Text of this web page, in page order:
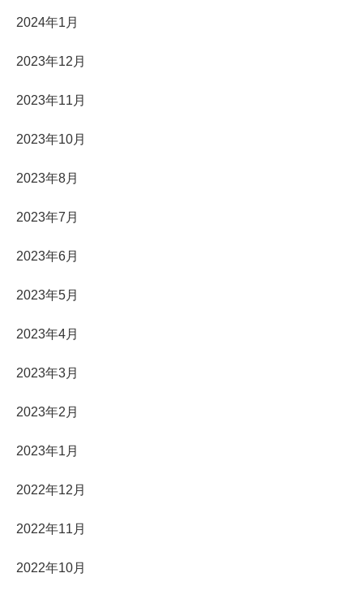
2024年1月
2023年12月
2023年11月
2023年10月
2023年8月
2023年7月
2023年6月
2023年5月
2023年4月
2023年3月
2023年2月
2023年1月
2022年12月
2022年11月
2022年10月